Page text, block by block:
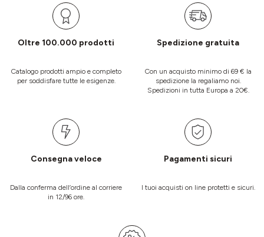
Oltre 100.000 prodotti
Catalogo prodotti ampio e completo
per soddisfare tutte le esigenze.
Spedizione gratuita
Con un acquisto minimo di 69 € la
spedizione la regaliamo noi.
Spedizioni in tutta Europa a 20€.
Consegna veloce
Dalla conferma dell’ordine al corriere
in 12/96 ore.
Pagamenti sicuri
I tuoi acquisti on line protetti e sicuri.